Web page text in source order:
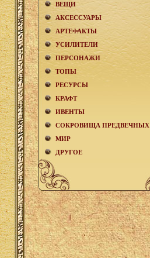
ВЕЩИ
АКCЕСCУАРЫ
АРТЕФАКТЫ
УСИЛИТЕЛИ
ПЕРСОНАЖИ
ТОПЫ
РЕСУРСЫ
КРАФТ
ИВЕНТЫ
СОКРОВИЩА ПРЕДВЕЧНЫХ
МИР
ДРУГОЕ